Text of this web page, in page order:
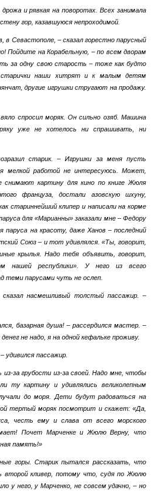
и рявкая на поворотах. Всех занимала
гор, казавшуюся непроходимой.
в Севастополе, – сказал горестно парусный
Пойдите на Корабельную, – по всем дворам
за одну свою старость – тоже как будто
наши хитрят и к малым детям
другие игрушки стругают на продажу.
спросил моряк. Он сильно озяб. Машина
уже не хотелось ни спрашивать, ни
старик. – Игрушки за меня пусть
мелкой работой не интересуюсь. Может,
картину для кино по книге Жюля
француза, достали азовскую шхуну,
стариннейший клипер и написали на корме
для «Марианны» заказали мне – Федору
паруса на красоту, даже Ханов – последний
Союз – и тот удивлялся. «Ты, говорит,
крылья. Надо тебя объявить, говорит,
нашей республики». У него из всего
теми парусами чуть не ослеп.
насмешливый толстый пассажир. –
базарная душа! – рассердился мастер. –
не надо, я на одной кефальке проживу.
удивился пассажир.
за грубости из-за своей. Надо мне, чтобы
ту картину и удивлялись великолепным
до моря. Дети будут радоваться на
тертый моряк посмотрит и скажет: «Да,
честь ему и слава от всего морского
Почет Марченке и Жюлю Верну, что
память!»
горы. Старик пытался рассказать, что
второй кливер, потому что, судя по Жюлю
у него, у Марченко, не совсем удачно, – но